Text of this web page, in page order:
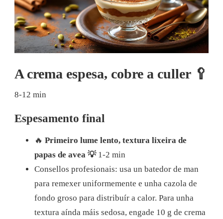
A crema espesa, cobre a culler 🥄
8-12 min
Espesamento final
🔥 Primeiro lume lento, textura lixeira de
papas de avea 💡1-2 min
Consellos profesionais: usa un batedor de man
para remexer uniformemente e unha cazola de
fondo groso para distribuír a calor. Para unha
textura aínda máis sedosa, engade 10 g de crema